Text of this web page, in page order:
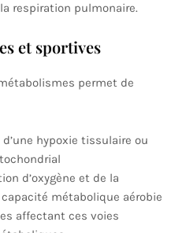
respiration pulmonaire.
et sportives
permet de
hypoxie tissulaire ou
d’oxygène et de la
métabolique aérobie
affectant ces voies